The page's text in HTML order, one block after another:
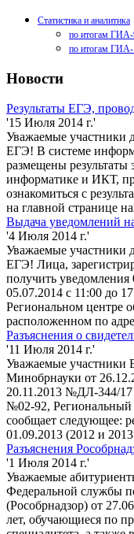
Статистика и аналитика
по итогам
по итогам
Новости
Результаты ЕГЭ,
'15 Июля 2014 г.'
Уважаемые участники
ЕГЭ! В системе
размещены результаты
информатике и ИКТ,
ознакомиться с
на главной странице
Выдача уведомлений
'4 Июля 2014 г.'
Уважаемые участники
ЕГЭ! Лица,
получить уведомления
05.07.2014 с 11:00 до
Региональном центре
расположенном по
Разъяснения о
'11 Июля 2014 г.'
Уважаемые участники
Минобрнауки от
20.11.2013 №ДЛ-344/17
№02-92, Региональный
сообщает следующее:
01.09.2013 (2012 и
Разъяснения
'1 Июля 2014 г.'
Уважаемые
Федеральной службы
(Рособрнадзор) от
лет, обучающиеся по